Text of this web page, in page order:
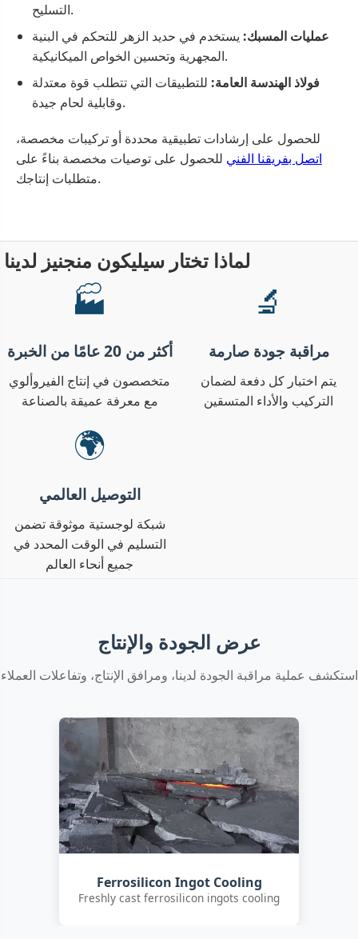
التسليح.
عمليات المسبك: يستخدم في حديد الزهر للتحكم في البنية
المجهرية وتحسين الخواص الميكانيكية.
فولاذ الهندسة العامة: للتطبيقات التي تتطلب قوة معتدلة
وقابلية لحام جيدة.
للحصول على إرشادات تطبيقية محددة أو تركيبات مخصصة،
اتصل بفريقنا الفني للحصول على توصيات مخصصة بناءً على
متطلبات إنتاجك.
لماذا تختار سيليكون منجنيز لدينا
🏭
أكثر من 20 عامًا من الخبرة
متخصصون في إنتاج الفيروألوي
مع معرفة عميقة بالصناعة
🔬
مراقبة جودة صارمة
يتم اختبار كل دفعة لضمان
التركيب والأداء المتسقين
🌍
التوصيل العالمي
شبكة لوجستية موثوقة تضمن
التسليم في الوقت المحدد في
جميع أنحاء العالم
عرض الجودة والإنتاج
استكشف عملية مراقبة الجودة لدينا، ومرافق الإنتاج، وتفاعلات العملاء
Customer Quality Check
International clients inspecting FeSi
inoculant